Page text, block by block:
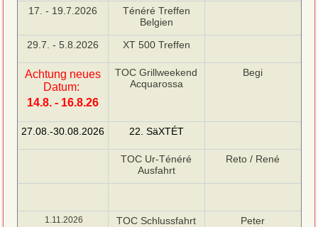
17. - 19.7.2026
Ténéré Treffen
Belgien
29.7. - 5.8.2026
XT 500 Treffen
Achtung neues
Datum:
14.8. - 16.8.26
TOC Grillweekend
Acquarossa
Begi
27.08.-30.08.2026 22. SäXTÉT
TOC Ur-Ténéré
Ausfahrt
Reto / René
1.11.2026 TOC Schlussfahrt Peter